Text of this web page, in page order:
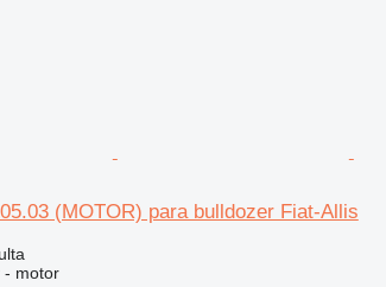
(MOTOR) para bulldozer Fiat-Allis
- motor